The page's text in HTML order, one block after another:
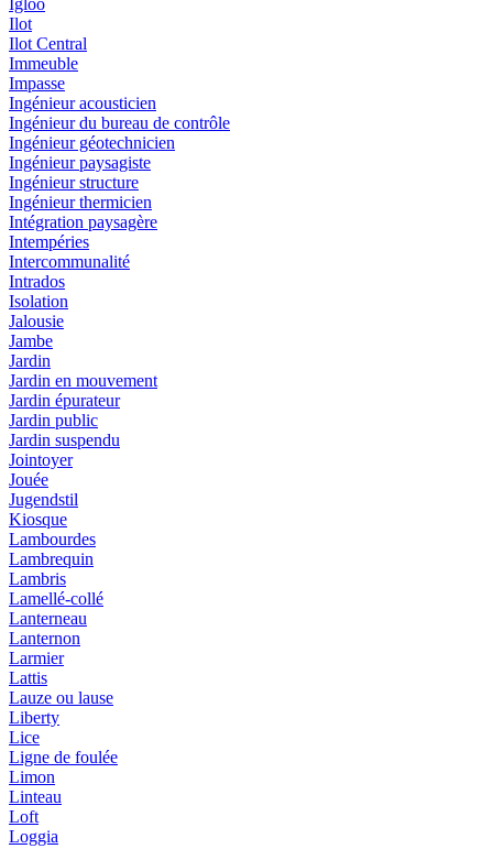
Igloo
Ilot
Ilot Central
Immeuble
Impasse
Ingénieur acousticien
Ingénieur du bureau de contrôle
Ingénieur géotechnicien
Ingénieur paysagiste
Ingénieur structure
Ingénieur thermicien
Intégration paysagère
Intempéries
Intercommunalité
Intrados
Isolation
Jalousie
Jambe
Jardin
Jardin en mouvement
Jardin épurateur
Jardin public
Jardin suspendu
Jointoyer
Jouée
Jugendstil
Kiosque
Lambourdes
Lambrequin
Lambris
Lamellé-collé
Lanterneau
Lanternon
Larmier
Lattis
Lauze ou lause
Liberty
Lice
Ligne de foulée
Limon
Linteau
Loft
Loggia